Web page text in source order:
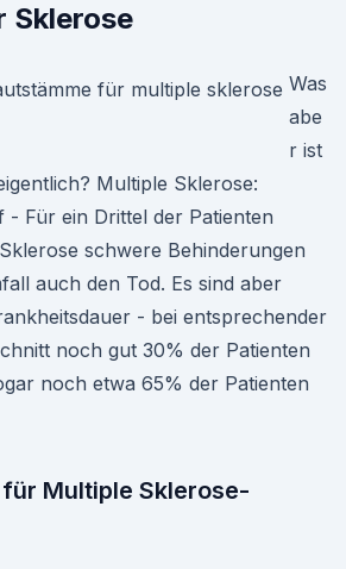
Sklerose
Was
abe
r ist
Multiple Sklerose:
- Für ein Drittel der Patienten
schwere Behinderungen
auch den Tod. Es sind aber
- bei entsprechender
noch gut 30% der Patienten
noch etwa 65% der Patienten
Multiple Sklerose-